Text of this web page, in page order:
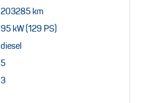
203285 km
95 kW (129 PS)
diesel
5
3